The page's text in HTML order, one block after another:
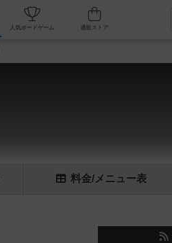
カフェ/店舗 人気ボードゲーム
料金/メニュー表